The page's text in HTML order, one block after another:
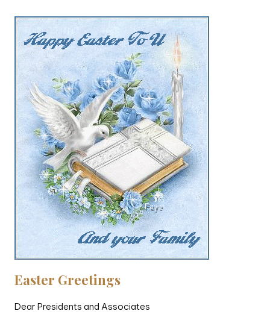
Easter Greetings
Dear Presidents and Associates